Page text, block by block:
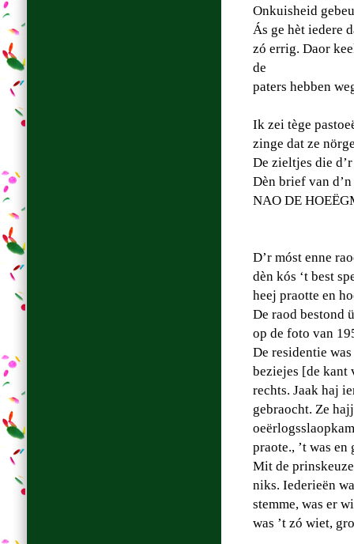
Onkuisheid
Ás ge hèt iedere
zó errig. Daor
de
paters hebben
Ik zei tège
zinge dat ze
De zieltjes die
Dèn brief van
NAO DE
D’r móst enne
dèn kós ‘t best
heej praotte en
De raod bestond
op de foto van
De residentie
beziejes [de kant
rechts. Jaak haj
gebraocht. Ze
praote., ’t was
Mit de
niks. Iederieën
stemme, was er
was ’t zó wiet,